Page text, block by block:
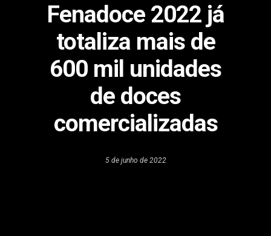
Fenadoce 2022 já
totaliza mais de
600 mil unidades
de doces
comercializadas
5 de junho de 2022